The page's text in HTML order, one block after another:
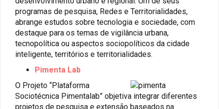
programas de pesquisa, Redes e Territorialidades,
abrange estudos sobre tecnologia e sociedade, com
destaque para os temas de vigilância urbana,
tecnopolítica ou aspectos sociopolíticos da cidade
inteligente, territórios e territorialidades.
Pimenta Lab
O Projeto “Plataforma
Sociotécnica Pimentalab” objetiva integrar diferentes
projetos de pesquisa e extensão baseados na